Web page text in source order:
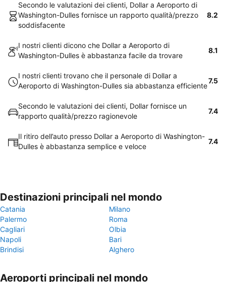
Secondo le valutazioni dei clienti, Dollar a Aeroporto di
Washington-Dulles fornisce un rapporto qualità/prezzo
soddisfacente
8.2
I nostri clienti dicono che Dollar a Aeroporto di
Washington-Dulles è abbastanza facile da trovare
8.1
I nostri clienti trovano che il personale di Dollar a
Aeroporto di Washington-Dulles sia abbastanza efficiente
7.5
Secondo le valutazioni dei clienti, Dollar fornisce un
rapporto qualità/prezzo ragionevole
7.4
Il ritiro dell’auto presso Dollar a Aeroporto di Washington-
Dulles è abbastanza semplice e veloce
7.4
Destinazioni principali nel mondo
Catania
Milano
Palermo
Roma
Cagliari
Olbia
Napoli
Bari
Brindisi
Alghero
Aeroporti principali nel mondo